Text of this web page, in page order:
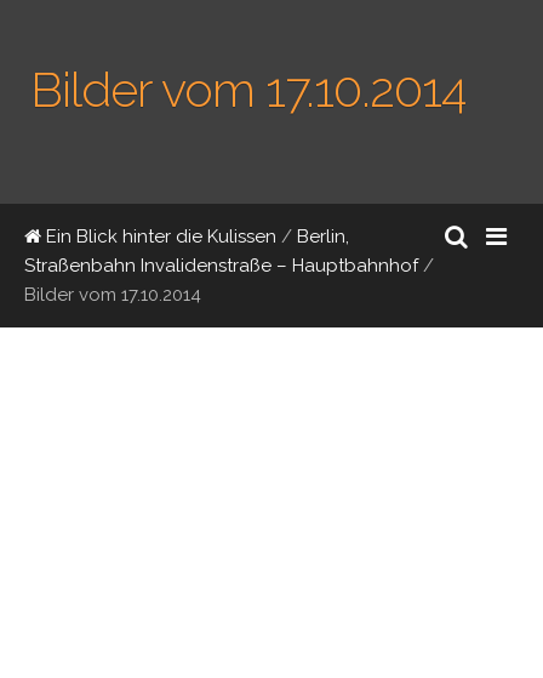
Bilder vom 17.10.2014
Ein Blick hinter die Kulissen / Berlin,
Straßenbahn Invalidenstraße – Hauptbahnhof/
Bilder vom 17.10.2014